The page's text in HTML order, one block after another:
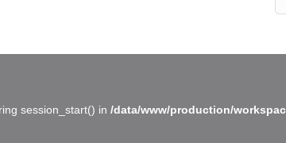
session_start() in /data/www/production/